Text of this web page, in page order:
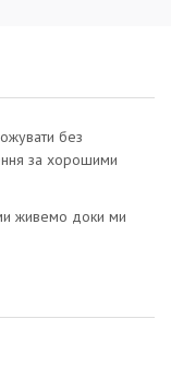
без
за хорошими
живемо доки ми